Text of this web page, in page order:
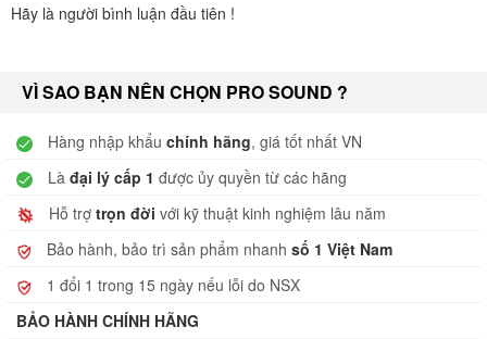
Hãy là người bình luận đầu tiên !
VÌ SAO BẠN NÊN CHỌN PRO SOUND ?
Hàng nhập khẩu chính hãng, giá tốt nhất VN
Là đại lý cấp 1 được ủy quyền từ các hãng
Hỗ trợ trọn đời với kỹ thuật kinh nghiệm lâu năm
Bảo hành, bảo trì sản phẩm nhanh số 1 Việt Nam
1 đổi 1 trong 15 ngày nếu lỗi do NSX
BẢO HÀNH CHÍNH HÃNG